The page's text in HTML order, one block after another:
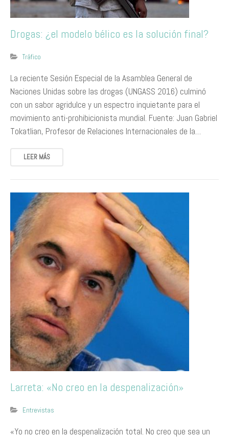
Drogas: ¿el modelo bélico es la solución final?
Tráfico
La reciente Sesión Especial de la Asamblea General de
Naciones Unidas sobre las drogas (UNGASS 2016) culminó
con un sabor agridulce y un espectro inquietante para el
movimiento anti-prohibicionista mundial. Fuente: Juan Gabriel
Tokatlian, Profesor de Relaciones Internacionales de la…
LEER MÁS
Larreta: «No creo en la despenalización»
Entrevistas
«Yo no creo en la despenalización total. No creo que sea un